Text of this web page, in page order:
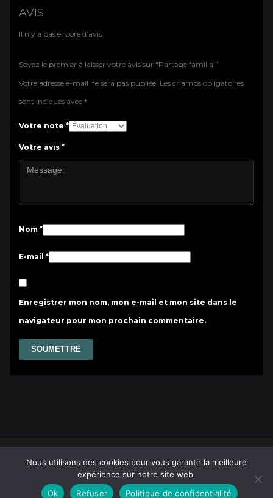
AVIS
Il n’y a pas encore d’avis.
Soyez le premier à laisser votre avis sur “Partage familial”
Votre adresse e-mail ne sera pas publiée. Les champs obligatoires
sont indiqués avec *
Votre note *
Votre avis *
Nom *
E-mail *
Enregistrer mon nom, mon e-mail et mon site dans le
navigateur pour mon prochain commentaire.
Politique de confidentialité |Mentions légales
Conditions générales de vente
Nous utilisons des cookies pour vous garantir la meilleure
expérience sur notre site web.
Ok
Refuser Politique de confidentialité